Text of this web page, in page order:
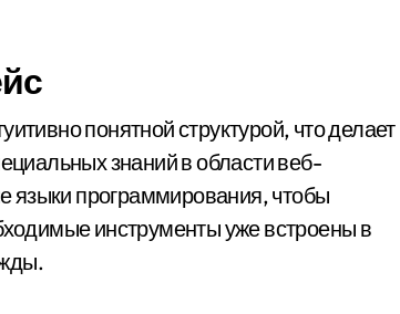
понятной структурой, что делает
знаний в области веб-
языки программирования, чтобы
инструменты уже встроены в